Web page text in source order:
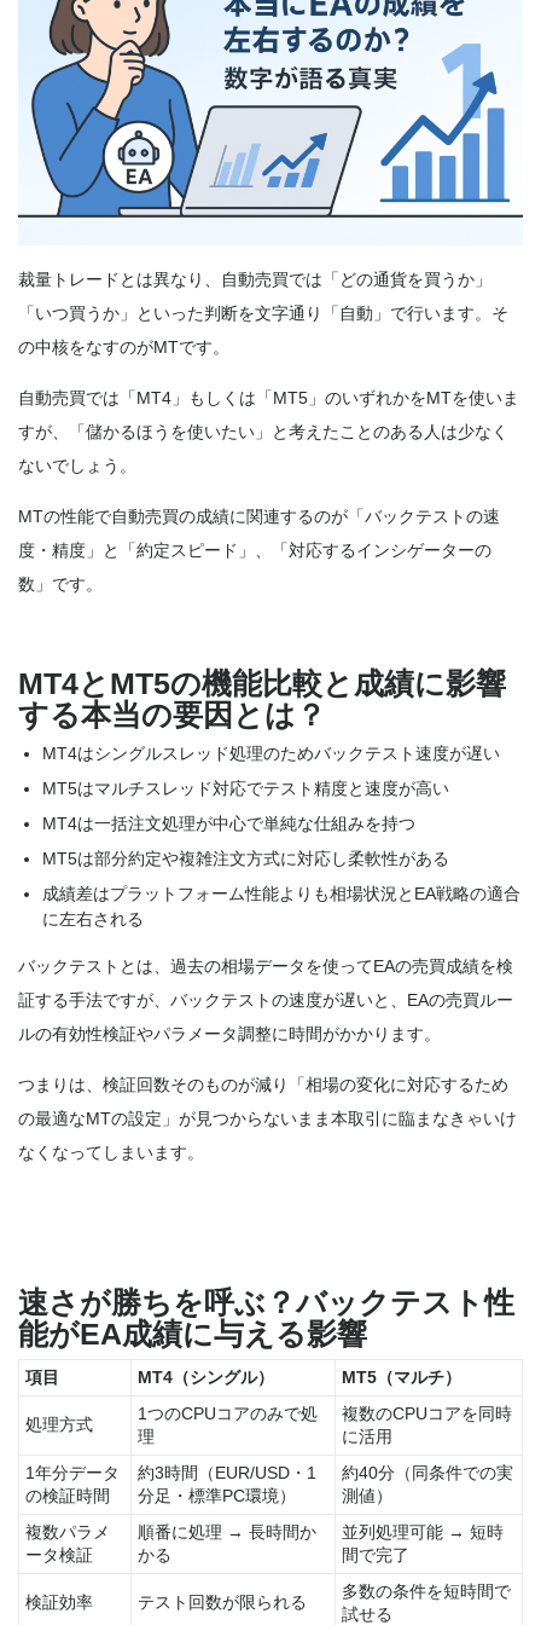
裁量トレードとは異なり、自動売買では「どの通貨を買うか」
「いつ買うか」といった判断を文字通り「自動」で行います。そ
の中核をなすのがMTです。
自動売買では「MT4」もしくは「MT5」のいずれかをMTを使いま
すが、「儲かるほうを使いたい」と考えたことのある人は少なく
ないでしょう。
MTの性能で自動売買の成績に関連するのが「バックテストの速
度・精度」と「約定スピード」、「対応するインシゲーターの
数」です。
MT4とMT5の機能比較と成績に影響
する本当の要因とは？
MT4はシングルスレッド処理のためバックテスト速度が遅い
MT5はマルチスレッド対応でテスト精度と速度が高い
MT4は一括注文処理が中心で単純な仕組みを持つ
MT5は部分約定や複雑注文方式に対応し柔軟性がある
成績差はプラットフォーム性能よりも相場状況とEA戦略の適合
に左右される
バックテストとは、過去の相場データを使ってEAの売買成績を検
証する手法ですが、バックテストの速度が遅いと、EAの売買ルー
ルの有効性検証やパラメータ調整に時間がかかります。
つまりは、検証回数そのものが減り「相場の変化に対応するため
の最適なMTの設定」が見つからないまま本取引に臨まなきゃいけ
なくなってしまいます。
速さが勝ちを呼ぶ？バックテスト性
能がEA成績に与える影響
項目 MT4（シングル） MT5（マルチ）
処理方式
1つのCPUコアのみで処
理
複数のCPUコアを同時
に活用
1年分データ
の検証時間
約3時間（EUR/USD・1
分足・標準PC環境）
約40分（同条件での実
測値）
複数パラメ
ータ検証
順番に処理 → 長時間か
かる
並列処理可能 → 短時
間で完了
検証効率 テスト回数が限られる
多数の条件を短時間で
試せる